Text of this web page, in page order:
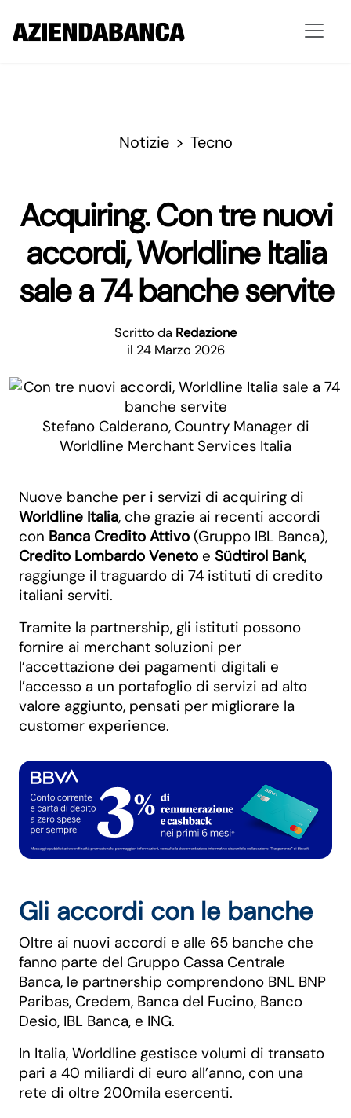
Notizie Tecno
Acquiring. Con tre nuovi
accordi, Worldline Italia
sale a 74 banche servite
Scritto da Redazione
il 24 Marzo 2026
Stefano Calderano, Country Manager di
Worldline Merchant Services Italia
Nuove banche per i servizi di acquiring di
Worldline Italia, che grazie ai recenti accordi
con Banca Credito Attivo (Gruppo IBL Banca),
Credito Lombardo Veneto e Südtirol Bank,
raggiunge il traguardo di 74 istituti di credito
italiani serviti.
Tramite la partnership, gli istituti possono
fornire ai merchant soluzioni per
l’accettazione dei pagamenti digitali e
l’accesso a un portafoglio di servizi ad alto
valore aggiunto, pensati per migliorare la
customer experience.
Gli accordi con le banche
Oltre ai nuovi accordi e alle 65 banche che
fanno parte del Gruppo Cassa Centrale
Banca, le partnership comprendono BNL BNP
Paribas, Credem, Banca del Fucino, Banco
Desio, IBL Banca, e ING.
In Italia, Worldline gestisce volumi di transato
pari a 40 miliardi di euro all’anno, con una
rete di oltre 200mila esercenti.